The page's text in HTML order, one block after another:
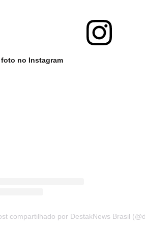
foto no Instagram
compartilhado por DestakNews Brasil